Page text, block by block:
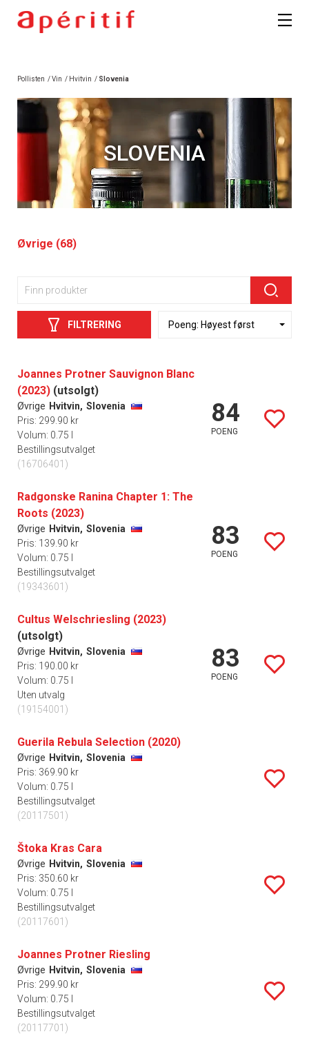
Pollisten /Vin / Hvitvin / Slovenia
SLOVENIA
Øvrige (68)
FILTRERING
Joannes Protner Sauvignon Blanc
(2023) (utsolgt)
Øvrige Hvitvin, Slovenia
Pris: 299.90 kr
Volum: 0.75 l
Bestillingsutvalget
(16706401)
84
POENG
Radgonske Ranina Chapter 1: The
Roots (2023)
Øvrige Hvitvin, Slovenia
Pris: 139.90 kr
Volum: 0.75 l
Bestillingsutvalget
(19343601)
83
POENG
Cultus Welschriesling (2023)
(utsolgt)
Øvrige Hvitvin, Slovenia
Pris: 190.00 kr
Volum: 0.75 l
Uten utvalg
(19154001)
83
POENG
Guerila Rebula Selection (2020)
Øvrige Hvitvin, Slovenia
Pris: 369.90 kr
Volum: 0.75 l
Bestillingsutvalget
(20117501)
Štoka Kras Cara
Øvrige Hvitvin, Slovenia
Pris: 350.60 kr
Volum: 0.75 l
Bestillingsutvalget
(20117601)
Joannes Protner Riesling
Øvrige Hvitvin, Slovenia
Pris: 299.90 kr
Volum: 0.75 l
Bestillingsutvalget
(20117701)